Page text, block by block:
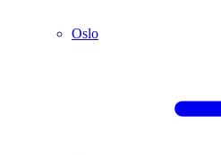
Oslo